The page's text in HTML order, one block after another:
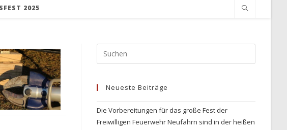
2025
Escape
Neueste Beiträge
Die Vorbereitungen für das große Fest der
Freiwilligen Feuerwehr Neufahrn sind in der heißen